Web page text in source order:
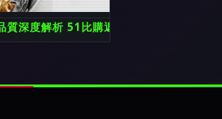
質深度解析 51比購返利網最新比價報告